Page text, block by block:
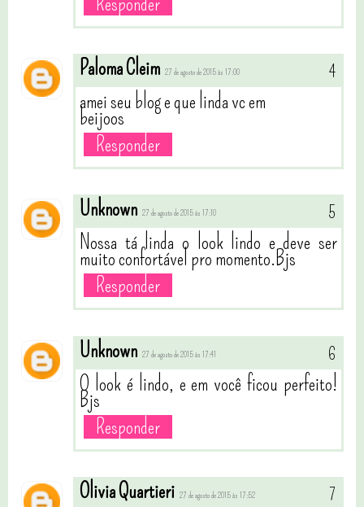
Paloma Cleim 27 de agosto de 2015 às 17:00
amei seu blog e que linda vc em
beijoos
Responder
Unknown 27 de agosto de 2015 às 17:10
Nossa tá linda o look lindo e deve ser
muito confortável pro momento.Bjs
Responder
Unknown 27 de agosto de 2015 às 17:41
O look é lindo, e em você ficou perfeito!
Bjs
Responder
Olivia Quartieri 27 de agosto de 2015 às 17:52